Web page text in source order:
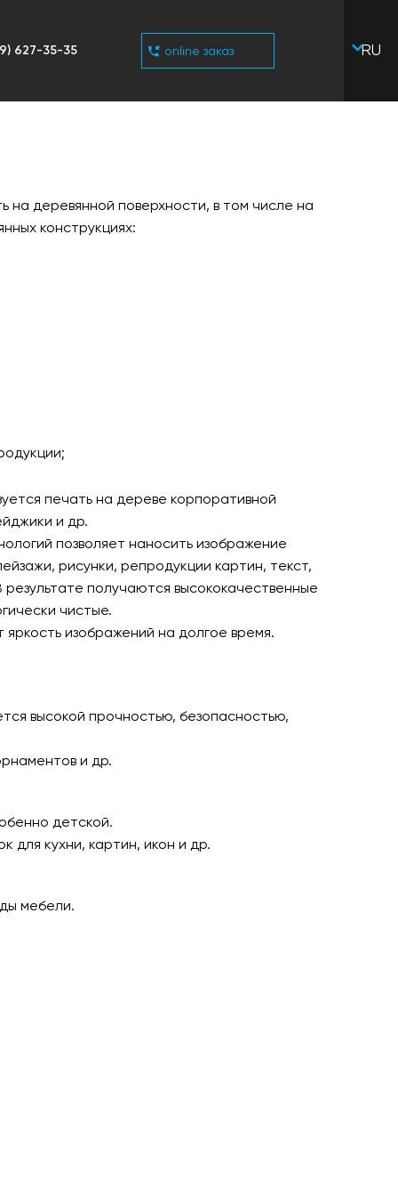
627-35-35 online заказ RU
деревянной поверхности, в том числе на
конструкциях:
печать на дереве корпоративной
и др.
позволяет наносить изображение
рисунки, репродукции картин, текст,
получаются высококачественные
чистые.
изображений на долгое время.
высокой прочностью, безопасностью,
и др.
детской.
кухни, картин, икон и др.
мебели.